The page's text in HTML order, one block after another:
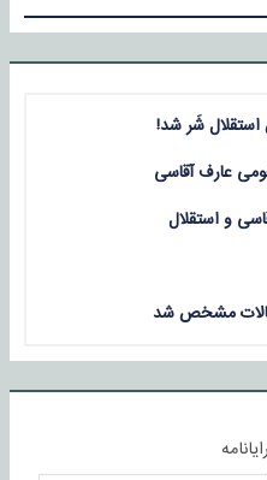
شَر شد!
عارف آقاسی
و استقلال
مشخص شد
رایانامه